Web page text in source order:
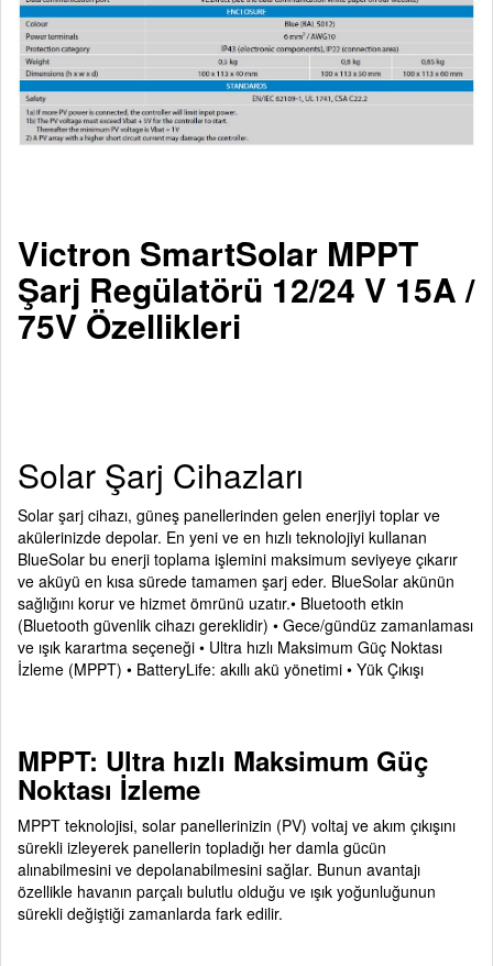
Victron SmartSolar MPPT
Şarj Regülatörü 12/24 V 15A /
75V Özellikleri
Solar Şarj Cihazları
Solar şarj cihazı, güneş panellerinden gelen enerjiyi toplar ve
akülerinizde depolar. En yeni ve en hızlı teknolojiyi kullanan
BlueSolar bu enerji toplama işlemini maksimum seviyeye çıkarır
ve aküyü en kısa sürede tamamen şarj eder. BlueSolar akünün
sağlığını korur ve hizmet ömrünü uzatır.• Bluetooth etkin
(Bluetooth güvenlik cihazı gereklidir) • Gece/gündüz zamanlaması
ve ışık karartma seçeneği • Ultra hızlı Maksimum Güç Noktası
İzleme (MPPT) • BatteryLife: akıllı akü yönetimi • Yük Çıkışı
MPPT: Ultra hızlı Maksimum Güç
Noktası İzleme
MPPT teknolojisi, solar panellerinizin (PV) voltaj ve akım çıkışını
sürekli izleyerek panellerin topladığı her damla gücün
alınabilmesini ve depolanabilmesini sağlar. Bunun avantajı
özellikle havanın parçalı bulutlu olduğu ve ışık yoğunluğunun
sürekli değiştiği zamanlarda fark edilir.